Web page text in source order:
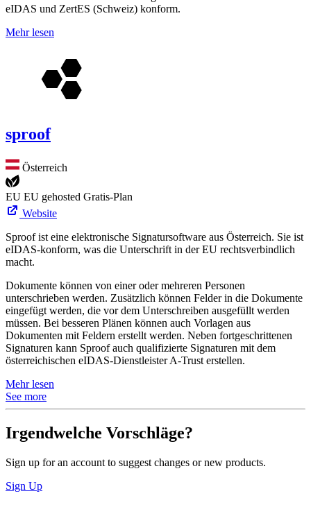
eIDAS und ZertES (Schweiz) konform.
Mehr lesen
sproof
Österreich
EU EU gehosted Gratis-Plan
Website
Sproof ist eine elektronische Signatursoftware aus Österreich. Sie ist
eIDAS-konform, was die Unterschrift in der EU rechtsverbindlich
macht.
Dokumente können von einer oder mehreren Personen
unterschrieben werden. Zusätzlich können Felder in die Dokumente
eingefügt werden, die vor dem Unterschreiben ausgefüllt werden
müssen. Bei besseren Plänen können auch Vorlagen aus
Dokumenten mit Feldern erstellt werden. Neben fortgeschrittenen
Signaturen kann Sproof auch qualifizierte Signaturen mit dem
österreichischen eIDAS-Dienstleister A-Trust erstellen.
Mehr lesen
See more
Irgendwelche Vorschläge?
Sign up for an account to suggest changes or new products.
Sign Up